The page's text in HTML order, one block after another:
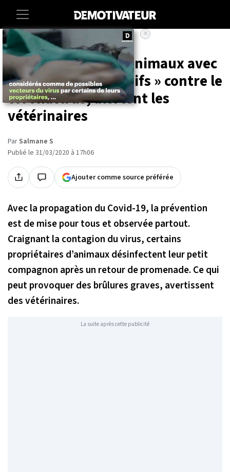
Accueil Societe Animaux Sante
« Ne lavez pas vos animaux avec
des produits corrosifs » contre le
coronavirus, alertent les
vétérinaires
ParSalmane S
Publié le 31/03/2020 à 17h06
Ajouter comme source préférée
×
Avec la propagation du Covid-19, la prévention
est de mise pour tous et observée partout.
Craignant la contagion du virus, certains
propriétaires d’animaux désinfectent leur petit
compagnon après un retour de promenade. Ce qui
peut provoquer des brûlures graves, avertissent
des vétérinaires.
La suite après cette publicité